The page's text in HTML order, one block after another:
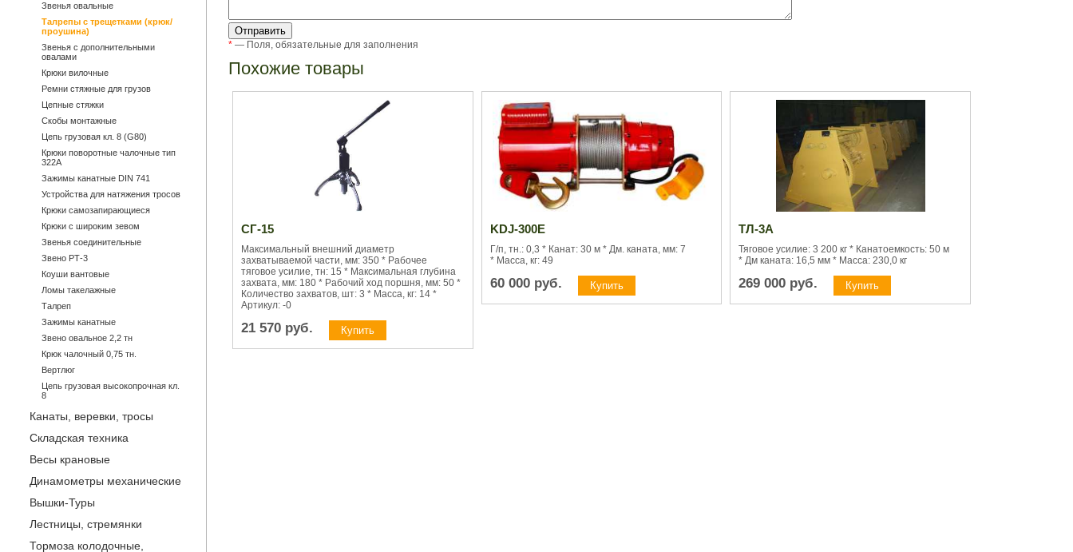
Звенья овальные
Талрепы с трещетками (крюк/
проушина)
Звенья с дополнительными
овалами
Крюки вилочные
Ремни стяжные для грузов
Цепные стяжки
Скобы монтажные
Цепь грузовая кл. 8 (G80)
Крюки поворотные чалочные тип
322А
Зажимы канатные DIN 741
Устройства для натяжения тросов
Крюки самозапирающиеся
Крюки с широким зевом
Звенья соединительные
Звено РТ-3
Коуши вантовые
Ломы такелажные
Талреп
Зажимы канатные
Звено овальное 2,2 тн
Крюк чалочный 0,75 тн.
Вертлюг
Цепь грузовая высокопрочная кл.
8
Канаты, веревки, тросы
Складская техника
Весы крановые
Динамометры механические
Вышки-Туры
Лестницы, стремянки
Тормоза колодочные,
* — Поля, обязательные для заполнения
Похожие товары
СГ-15
Максимальный внешний диаметр
захватываемой части, мм: 350 * Рабочее
тяговое усилие, тн: 15 * Максимальная глубина
захвата, мм: 180 * Рабочий ход поршня, мм: 50 *
Количество захватов, шт: 3 * Масса, кг: 14 *
Артикул: -0
21 570 руб.
KDJ-300E
Г/п, тн.: 0,3 * Канат: 30 м * Дм. каната, мм: 7
* Масса, кг: 49
60 000руб.
ТЛ-3А
Тяговое усилие: 3 200 кг * Канатоемкость: 50 м
* Дм каната: 16,5 мм * Масса: 230,0 кг
269 000 руб.